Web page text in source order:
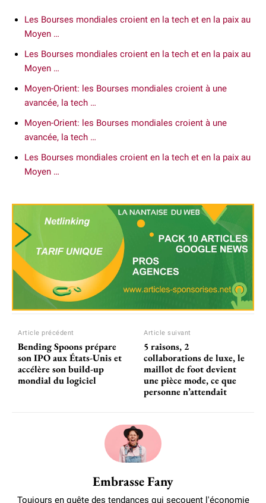
Les Bourses mondiales croient en la tech et en la paix au
Moyen …
Les Bourses mondiales croient en la tech et en la paix au
Moyen …
Moyen-Orient: les Bourses mondiales croient à une
avancée, la tech …
Moyen-Orient: les Bourses mondiales croient à une
avancée, la tech …
Les Bourses mondiales croient en la tech et en la paix au
Moyen …
Article précédent
Bending Spoons prépare
son IPO aux États-Unis et
accélère son build-up
mondial du logiciel
Article suivant
5 raisons, 2
collaborations de luxe, le
maillot de foot devient
une pièce mode, ce que
personne n’attendait
Embrasse Fany
Toujours en quête des tendances qui secouent l'économie